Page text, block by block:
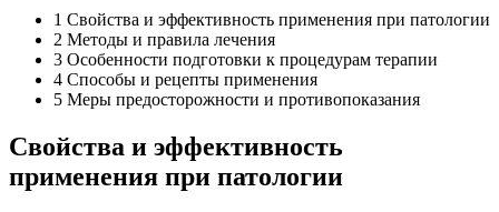
1 Свойства и эффективность применения при патологии
2 Методы и правила лечения
3 Особенности подготовки к процедурам терапии
4 Способы и рецепты применения
5 Меры предосторожности и противопоказания
Свойства и эффективность
применения при патологии